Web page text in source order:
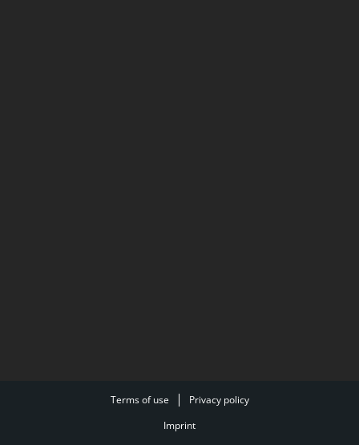
Terms of use
Privacy policy
Imprint